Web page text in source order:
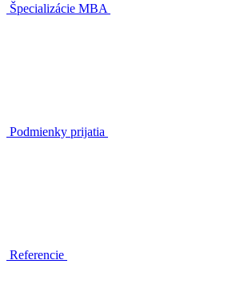
Špecializácie MBA
Podmienky prijatia
Referencie